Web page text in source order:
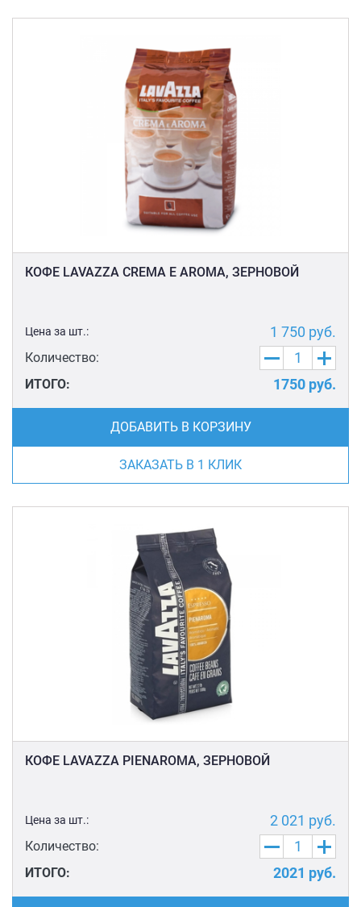
КОФЕ LAVAZZA CREMA E AROMA, ЗЕРНОВОЙ
Цена за шт.: 1 750 руб.
Количество:
ИТОГО:
1750 руб.
ДОБАВИТЬ В КОРЗИНУ
ЗАКАЗАТЬ В 1 КЛИК
КОФЕ LAVAZZA PIENAROMA, ЗЕРНОВОЙ
Цена за шт.: 2 021 руб.
Количество:
ИТОГО:
2021 руб.